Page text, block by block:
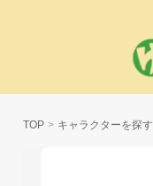
TOP キャラクターを探す